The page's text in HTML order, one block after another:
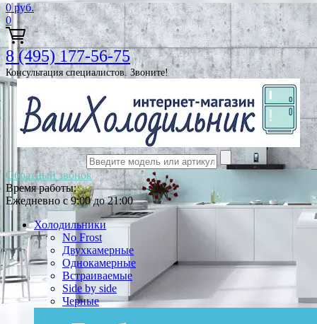
0 руб.
0
8 (495) 177-56-75
Консультация специалистов. Звоните!
Обратный звонок
Время работы:
Ежедневно с 9:00 до 21:00
Холодильники
No Frost
Двухкамерные
Однокамерные
Встраиваемые
Side by side
Черные